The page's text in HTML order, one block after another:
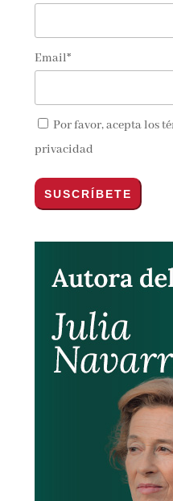
Email*
Por favor, acepta los
privacidad